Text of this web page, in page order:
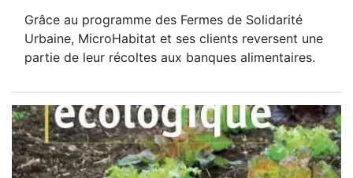
Grâce au programme des Fermes de Solidarité
Urbaine, MicroHabitat et ses clients reversent une
partie de leur récoltes aux banques alimentaires.